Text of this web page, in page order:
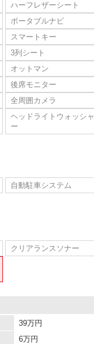
ハーフレザーシート
ポータブルナビ
スマートキー
3列シート
オットマン
後席モニター
全周囲カメラ
ヘッドライトウォッシャ
ー
自動駐車システム
クリアランスソナー
39万円
6万円